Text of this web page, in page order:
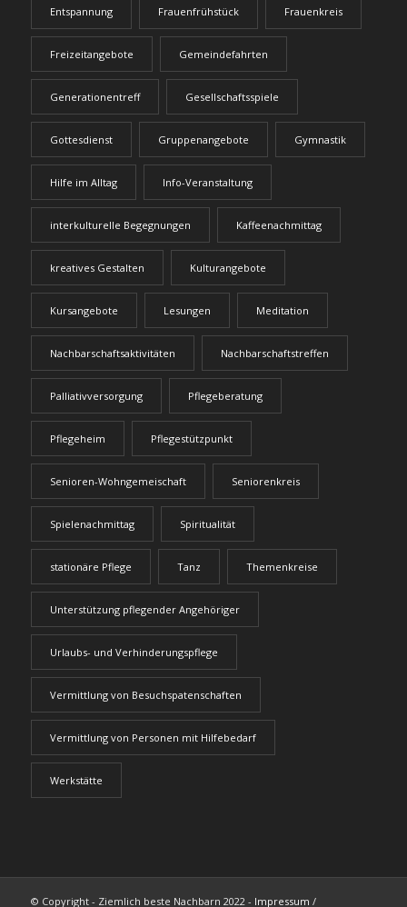
Entspannung Frauenfrühstück Frauenkreis
Freizeitangebote Gemeindefahrten
Generationentreff Gesellschaftsspiele
Gottesdienst Gruppenangebote Gymnastik
Hilfe im Alltag Info-Veranstaltung
interkulturelle Begegnungen Kaffeenachmittag
kreatives Gestalten Kulturangebote
Kursangebote Lesungen Meditation
Nachbarschaftsaktivitäten Nachbarschaftstreffen
Palliativversorgung Pflegeberatung
Pflegeheim Pflegestützpunkt
Senioren-Wohngemeischaft Seniorenkreis
Spielenachmittag Spiritualität
stationäre Pflege Tanz Themenkreise
Unterstützung pflegender Angehöriger
Urlaubs- und Verhinderungspflege
Vermittlung von Besuchspatenschaften
Vermittlung von Personen mit Hilfebedarf
Werkstätte
© Copyright - Ziemlich beste Nachbarn 2022 - Impressum /